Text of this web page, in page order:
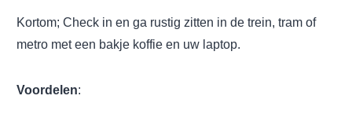
Kortom; Check in en ga rustig zitten in de trein, tram of
metro met een bakje koffie en uw laptop.
Voordelen: